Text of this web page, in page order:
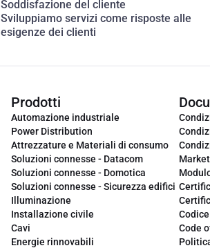
Soddisfazione del cliente
Sviluppiamo servizi come risposte alle
esigenze dei clienti
Prodotti
Automazione industriale
Power Distribution
Attrezzature e Materiali di consumo
Soluzioni connesse - Datacom
Soluzioni connesse - Domotica
Soluzioni connesse - Sicurezza edifici
Illuminazione
Installazione civile
Cavi
Energie rinnovabili
Code